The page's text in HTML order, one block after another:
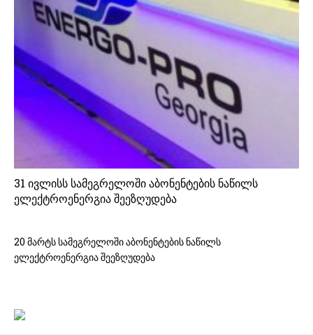
31 ივლისს სამეგრელოში აბონენტების ნაწილს
ელექტროენერგია შეეზღუდება
20 მარტს სამეგრელოში აბონენტების ნაწილს
ელექტროენერგია შეეზღუდება